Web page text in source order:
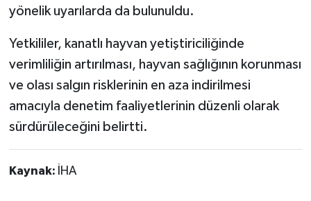
yönelik uyarılarda da bulunuldu.
Yetkililer, kanatlı hayvan yetiştiriciliğinde
verimliliğin artırılması, hayvan sağlığının korunması
ve olası salgın risklerinin en aza indirilmesi
amacıyla denetim faaliyetlerinin düzenli olarak
sürdürüleceğini belirtti.
Kaynak: İHA